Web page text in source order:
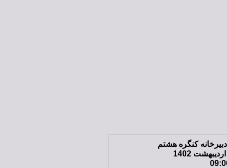
دبیرخانه کنگره هشتم